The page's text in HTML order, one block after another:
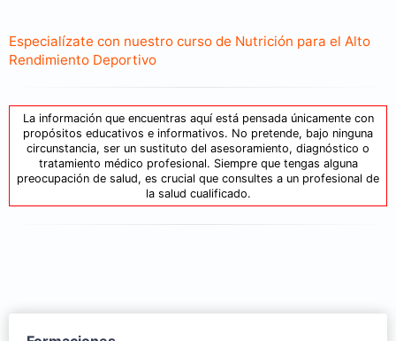
Especialízate con nuestro curso de Nutrición para el Alto
Rendimiento Deportivo
La información que encuentras aquí está pensada únicamente con
propósitos educativos e informativos. No pretende, bajo ninguna
circunstancia, ser un sustituto del asesoramiento, diagnóstico o
tratamiento médico profesional. Siempre que tengas alguna
preocupación de salud, es crucial que consultes a un profesional de
la salud cualificado.